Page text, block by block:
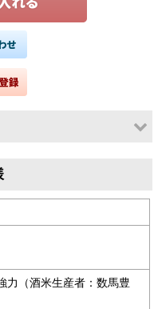
し」さんへ一部寄付されま
力（酒米生産者：数馬豊